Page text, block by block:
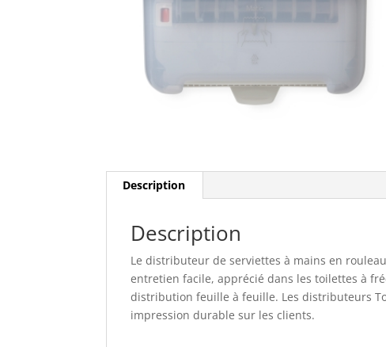
Description
Description
Le distributeur de serviettes à mains en
entretien facile, apprécié dans les toilettes à
distribution feuille à feuille. Les distributeurs
impression durable sur les clients.